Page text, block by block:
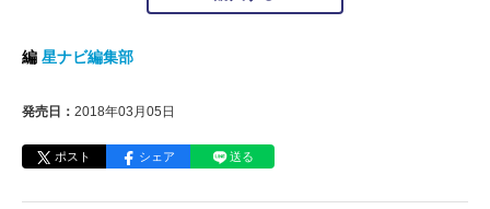
編 星ナビ編集部
発売日： 2018年03月05日
ポスト シェア 送る